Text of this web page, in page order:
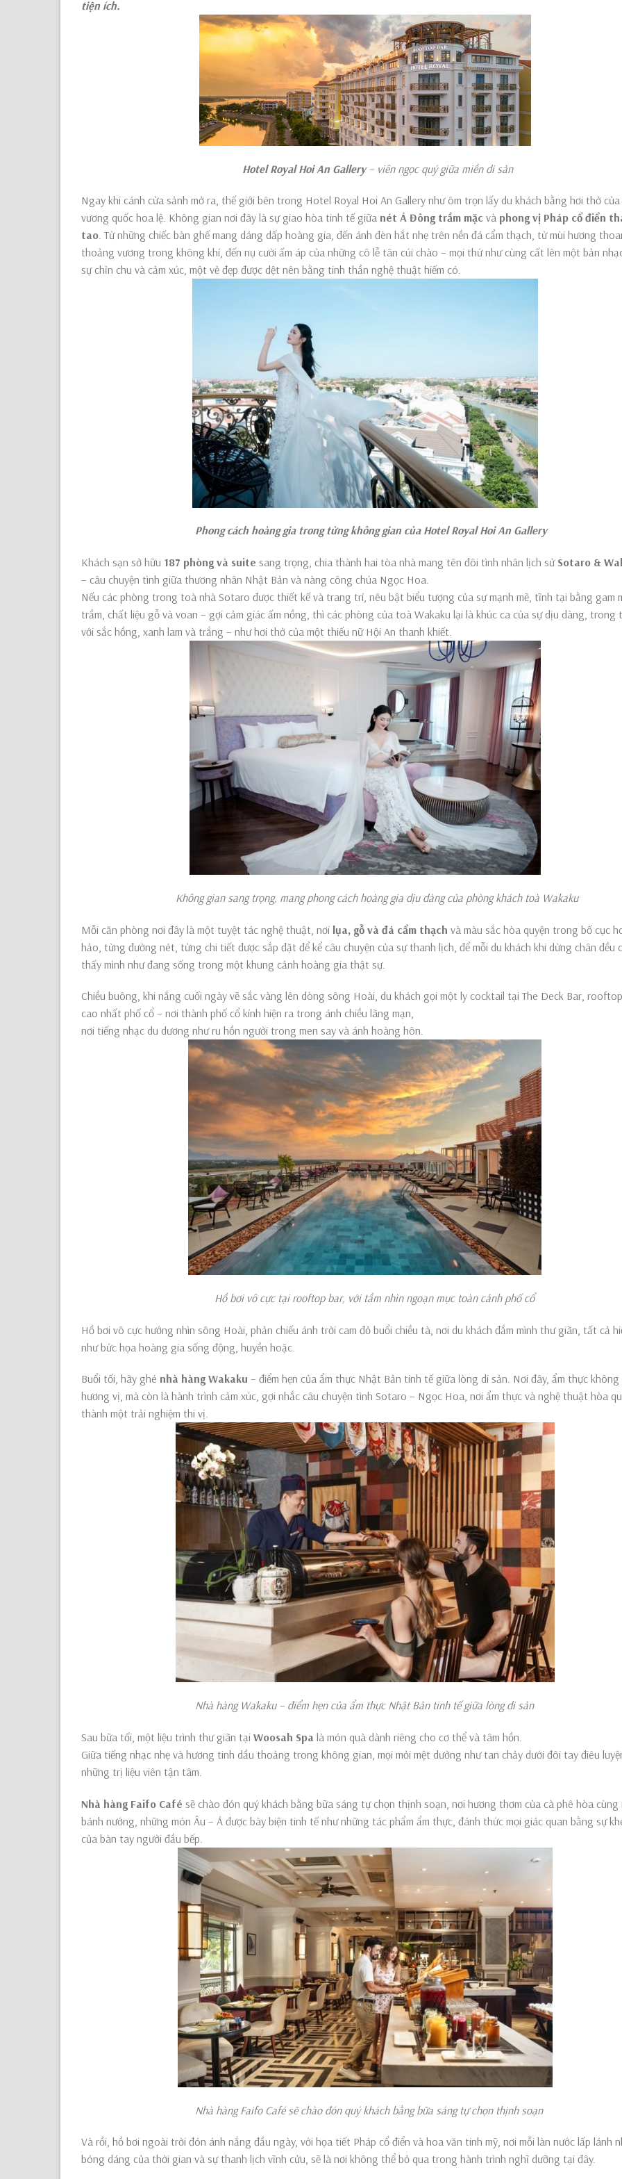
tiện ích.
Hotel Royal Hoi An Gallery– viên ngọc quý giữa miền di sản
Ngay khi cánh cửa sảnh mở ra, thế giới bên trong Hotel Royal Hoi An Gallery như ôm trọn lấy du khách bằng hơi thở
vương quốc hoa lệ. Không gian nơi đây là sự giao hòa tinh tế giữa nét Á Đông trầm mặc và phong vị Pháp cổ điển
tao. Từ những chiếc bàn ghế mang dáng dấp hoàng gia, đến ánh đèn hắt nhẹ trên nền đá cẩm thạch, từ mùi hương
thoảng vương trong không khí, đến nụ cười ấm áp của những cô lễ tân cúi chào – mọi thứ như cùng cất lên một bản
sự chỉn chu và cảm xúc, một vẻ đẹp được dệt nên bằng tinh thần nghệ thuật hiếm có.
Phongcách hoàng gia trong từng không gian của Hotel Royal Hoi An Gallery
Khách sạn sở hữu 187 phòng và suite sang trọng, chia thành hai tòa nhà mang tên đôi tình nhân lịch sửSotaro &
– câu chuyện tình giữa thương nhân Nhật Bản và nàng công chúa Ngọc Hoa.
Nếu các phòng trong toà nhà Sotaro được thiết kế và trang trí, nêu bật biểu tượng của sự mạnh mẽ, tĩnh tại bằng gam
trầm, chất liệu gỗ và voan – gợi cảm giác ấm nồng, thì các phòng của toà Wakaku lại là khúc ca của sự dịu dàng, trong
với sắc hồng, xanh lam và trắng – như hơi thở của một thiếu nữ Hội An thanh khiết.
Không gian sang trọng, mangphong cách hoàng gia dịu dàng của phòng khách toà Wakaku
Mỗi căn phòng nơi đây là một tuyệt tác nghệ thuật, nơi lụa, gỗ và đá cẩm thạch và màu sắc hòa quyện trong bố cục
hảo, từng đường nét, từng chi tiết được sắp đặt để kể câu chuyện của sự thanh lịch, để mỗi du khách khi dừng chân đều
thấy mình như đang sống trong một khung cảnh hoàng gia thật sự.
Chiều buông, khi nắng cuối ngày vẽ sắc vàng lên dòng sông Hoài, du khách gọi một ly cocktail tại The Deck Bar,
cao nhất phố cổ – nơi thành phố cổ kính hiện ra trong ánh chiều lãng mạn,
nơi tiếng nhạc du dương như ru hồn người trong men say và ánh hoàng hôn.
Hồ bơi vô cựctại rooftop bar, với tầm nhìn ngoạn mục toàn cảnh phố cổ
Hồ bơi vô cực hướng nhìn sông Hoài, phản chiếu ánh trời cam đỏ buổi chiều tà, nơi du khách đắm mình thư giãn, tất cả
như bức họa hoàng gia sống động, huyền hoặc.
Buổi tối, hãy ghé nhà hàng Wakaku – điểm hẹn của ẩm thực Nhật Bản tinh tế giữa lòng di sản. Nơi đây, ẩm thực không
hương vị, mà còn là hành trình cảm xúc, gợi nhắc câu chuyện tình Sotaro – Ngọc Hoa, nơi ẩm thực và nghệ thuật hòa
thành một trải nghiệm thi vị.
Nhà hàng Wakaku – điểm hẹn của ẩm thực Nhật Bản tinh tế giữa lòng di sản
Sau bữa tối, một liệu trình thư giãn tại Woosah Spa là món quà dành riêng cho cơ thể và tâm hồn.
Giữa tiếng nhạc nhẹ và hương tinh dầu thoảng trong không gian, mọi mỏi mệt dường như tan chảy dưới đôi tay điêu
những trị liệu viên tận tâm.
Nhà hàng Faifo Café sẽ chào đón quý khách bằng bữa sáng tự chọn thịnh soạn, nơi hương thơm của cà phê hòa cùng
bánh nướng, những món Âu – Á được bày biện tinh tế như những tác phẩm ẩm thực, đánh thức mọi giác quan bằng sự
của bàn tay người đầu bếp.
Nhà hàng Faifo Café sẽ chào đón quý khách bằng bữa sáng tự chọn thịnh soạn
Và rồi, hồ bơi ngoài trời đón ánh nắng đầu ngày, với họa tiết Pháp cổ điển và hoa văn tinh mỹ, nơi mỗi làn nước lấp lánh
bóng dáng của thời gian và sự thanh lịch vĩnh cửu, sẽ là nơi không thể bỏ qua trong hành trình nghĩ dưỡng tại đây.